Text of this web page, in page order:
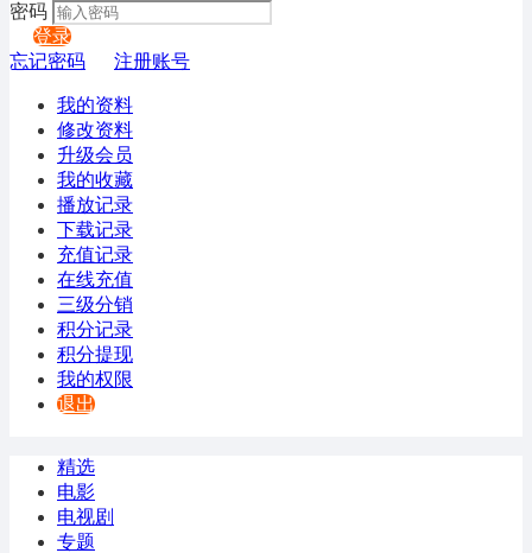
密码
登录
忘记密码
注册账号
我的资料
修改资料
升级会员
我的收藏
播放记录
下载记录
充值记录
在线充值
三级分销
积分记录
积分提现
我的权限
退出
精选
电影
电视剧
专题